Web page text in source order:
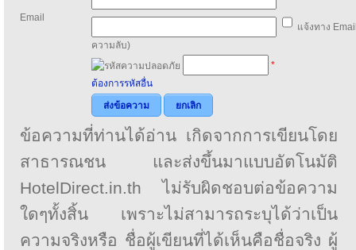
Email
แจ้งทาง
ความลับ)
*
ต้องการรหัสอื่น
ส่งข้อความ
ยกเลิก
ข้อความที่ท่านได้อ่าน เกิดจากการเขียนโดย
สาธารณชน และส่งขึ้นมาแบบอัตโนมัติ
HotelDirect.in.th ไม่รับผิดชอบต่อข้อความ
ใดๆทั้งสิ้น เพราะไม่สามารถระบุได้ว่าเป็น
ความจริงหรือ ชื่อผู้เขียนที่ได้เห็นคือชื่อจริง ผู้